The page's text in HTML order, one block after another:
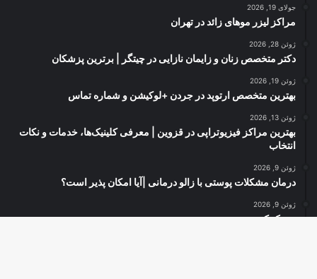
جولای 19, 2026
مراکز لیزر موهای زائد در تهران
ژوئن 28, 2026
دکتر متخصص زنان و زایمان نازایی در چیتگر | برترین پزشکان
ژوئن 19, 2026
بهترین متخصص ارتوپد در جردن +لوکیشن و شماره تماس
ژوئن 13, 2026
بهترین مراکز فیزیوتراپی در قزوین | معرفی کلینیک‌ها، خدمات و نکات
انتخاب
ژوئن 9, 2026
درمان مشکلات پوستی با زالو درمانی |آیا امکان پذیر است؟
ژوئن 9, 2026
دیسک کمر